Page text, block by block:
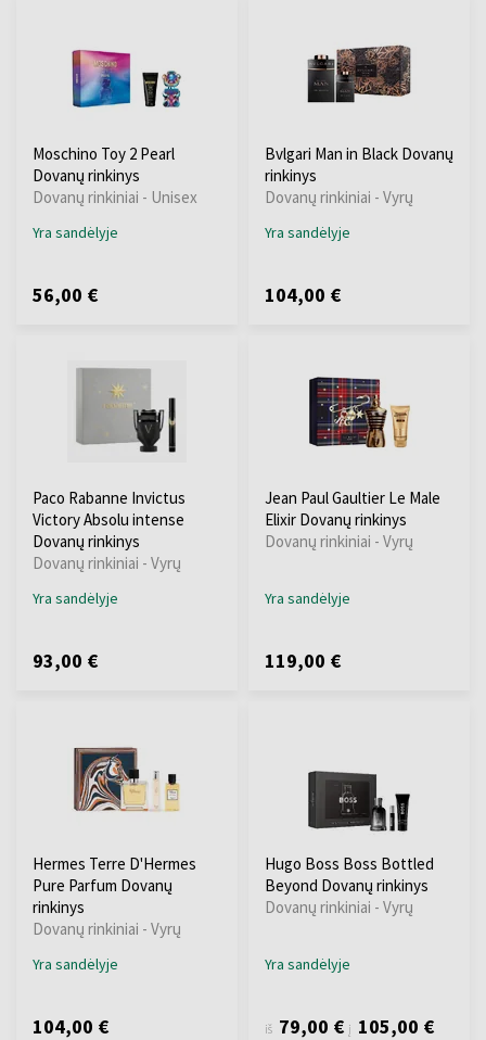
Moschino Toy 2 Pearl
Dovanų rinkinys
Dovanų rinkiniai - Unisex
Yra sandėlyje
56,00 €
Bvlgari Man in Black Dovanų
rinkinys
Dovanų rinkiniai - Vyrų
Yra sandėlyje
104,00 €
Paco Rabanne Invictus
Victory Absolu intense
Dovanų rinkinys
Dovanų rinkiniai - Vyrų
Yra sandėlyje
93,00 €
Jean Paul Gaultier Le Male
Elixir Dovanų rinkinys
Dovanų rinkiniai - Vyrų
Yra sandėlyje
119,00 €
Hermes Terre D'Hermes
Pure Parfum Dovanų
rinkinys
Dovanų rinkiniai - Vyrų
Yra sandėlyje
104,00 €
Hugo Boss Boss Bottled
Beyond Dovanų rinkinys
Dovanų rinkiniai - Vyrų
Yra sandėlyje
iš 79,00 € į 105,00 €